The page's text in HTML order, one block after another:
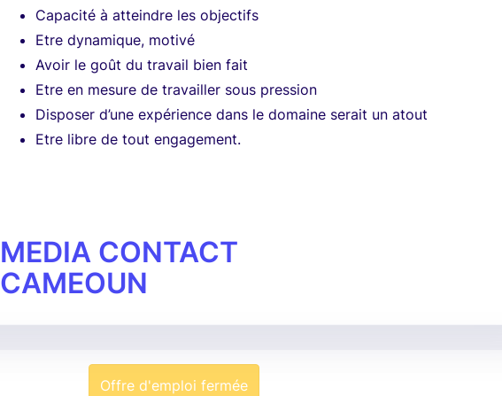
Capacité à atteindre les objectifs
Etre dynamique, motivé
Avoir le goût du travail bien fait
Etre en mesure de travailler sous pression
Disposer d’une expérience dans le domaine serait un atout
Etre libre de tout engagement.
MEDIA CONTACT
CAMEOUN
Offre d'emploi fermée